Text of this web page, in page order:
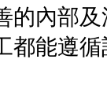
的內部
都能遵